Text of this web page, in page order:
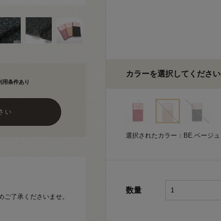
条件あり
い
了承くださいませ。
カラーを選択してください
選択されたカラー：BE.ベージュ
数量